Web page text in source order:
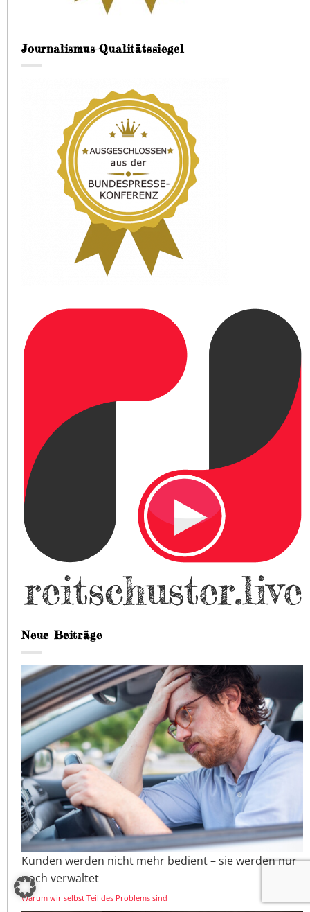
Journalismus-Qualitätssiegel
Neue Beiträge
Kunden werden nicht mehr bedient – sie werden nur
noch verwaltet
Warum wir selbst Teil des Problems sind